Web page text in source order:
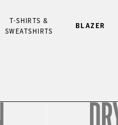
T-SHIRTS &
SWEATSHIRTS
BLAZER